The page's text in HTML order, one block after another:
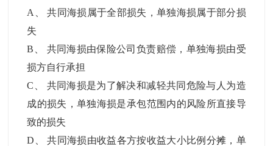
A
、共同海损属于全部损失，单独海损属于部分损
失
B
共同海损由保险公司负责赔偿，单独海损由受
损方自行承担
C
共同海损是为了解决和减轻共同危险与人为造
成的损失，单独海损是承包范围内的风险所直接导
致的损失
D 、共同海损由收益各方按收益大小比例分摊，单